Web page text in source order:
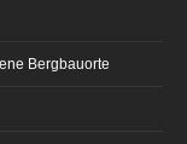
Bergbauorte